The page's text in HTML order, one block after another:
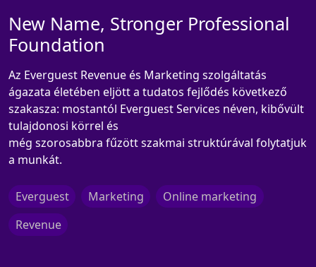
New Name, Stronger Professional
Foundation
Az Everguest Revenue és Marketing szolgáltatás
ágazata életében eljött a tudatos fejlődés következő
szakasza: mostantól Everguest Services néven, kibővült
tulajdonosi körrel és
még szorosabbra fűzött szakmai struktúrával folytatjuk
a munkát.
Everguest Marketing
Online marketing
Revenue